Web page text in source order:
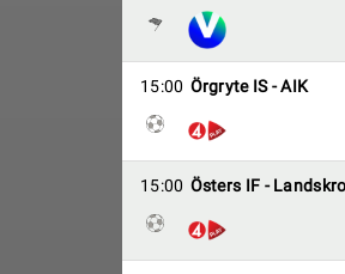
15:00 Örgryte IS - AIK
15:00 Östers IF -